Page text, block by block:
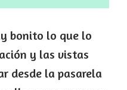
bonito lo que lo
y las vistas
desde la pasarela